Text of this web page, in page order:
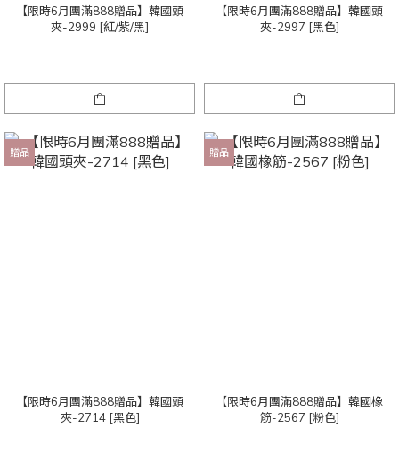
【限時6月團滿888贈品】韓國頭
夾-2999 [紅/紫/黑]
【限時6月團滿888贈品】韓國頭
夾-2997 [黑色]
贈品
【限時6月團滿888贈品】韓國頭
夾-2714 [黑色]
贈品
【限時6月團滿888贈品】韓國橡
筋-2567 [粉色]